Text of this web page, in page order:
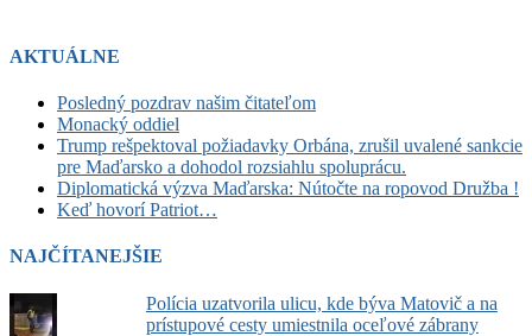
AKTUÁLNE
Posledný pozdrav našim čitateľom
Monacký oddiel
Trump rešpektoval požiadavky Orbána, zrušil uvalené sankcie
pre Maďarsko a dohodol rozsiahlu spoluprácu.
Diplomatická výzva Maďarska: Nútočte na ropovod Družba !
Keď hovorí Patriot…
NAJČÍTANEJŠIE
Polícia uzatvorila ulicu, kde býva Matovič a na
prístupové cesty umiestnila oceľové zábrany